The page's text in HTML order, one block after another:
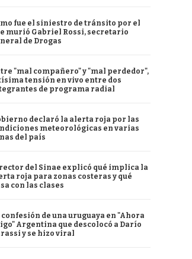
fue el siniestro de tránsito por el
murió Gabriel Rossi, secretario
de Drogas
"mal compañero" y "mal perdedor",
tensión en vivo entre dos
de programa radial
declaró la alerta roja por las
meteorológicas en varias
del país
del Sinae explicó qué implica la
roja para zonas costeras y qué
con las clases
confesión de una uruguaya en "Ahora
Argentina que descolocó a Darío
y se hizo viral